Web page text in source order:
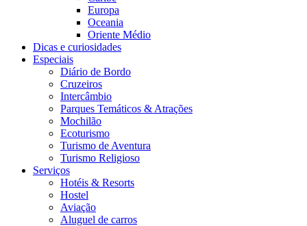
Europa
Oceania
Oriente Médio
Dicas e curiosidades
Especiais
Diário de Bordo
Cruzeiros
Intercâmbio
Parques Temáticos & Atrações
Mochilão
Ecoturismo
Turismo de Aventura
Turismo Religioso
Serviços
Hotéis & Resorts
Hostel
Aviação
Aluguel de carros